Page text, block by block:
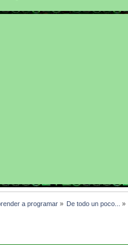
a programar» De todo un poco... »